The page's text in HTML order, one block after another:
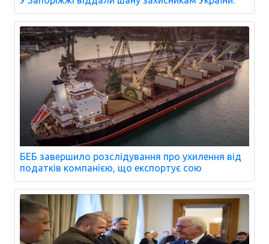
БЕБ завершило розслідування про ухилення від
податків компанією, що експортує сою